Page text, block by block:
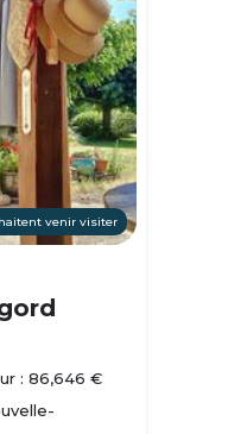
venir visiter
: 86,646 €